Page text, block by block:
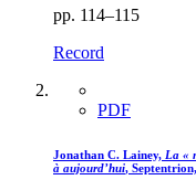
pp. 114–115
Record
PDF
Jonathan C. Lainey, La «
à aujourd’hui,